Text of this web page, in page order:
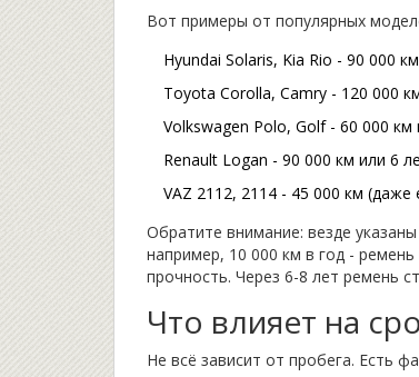
Вот примеры от популярных
Hyundai Solaris, Kia Rio - 90 000
Toyota Corolla, Camry - 120 000
Volkswagen Polo, Golf - 60 000 км
Renault Logan - 90 000 км или 6
VAZ 2112, 2114 - 45 000 км (даже
Обратите внимание: везде
например, 10 000 км в год -
прочность. Через 6-8 лет ремень
Что влияет на
Не всё зависит от пробега. Есть